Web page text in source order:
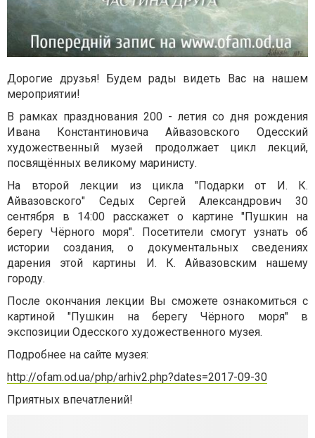
Дорогие друзья! Будем рады видеть Вас на нашем
мероприятии!
В рамках празднования 200 - летия со дня рождения
Ивана Константиновича Айвазовского Одесский
художественный музей продолжает цикл лекций,
посвящённых великому маринисту.
На второй лекции из цикла "Подарки от И. К.
Айвазовского" Седых Сергей Александрович 30
сентября в 14:00 расскажет о картине "Пушкин на
берегу Чёрного моря". Посетители смогут узнать об
истории создания, о документальных сведениях
дарения этой картины И. К. Айвазовским нашему
городу.
После окончания лекции Вы сможете ознакомиться с
картиной "Пушкин на берегу Чёрного моря" в
экспозиции Одесского художественного музея.
Подробнее на сайте музея:
http://ofam.od.ua/php/arhiv2.php?dates=2017-09-30
Приятных впечатлений!